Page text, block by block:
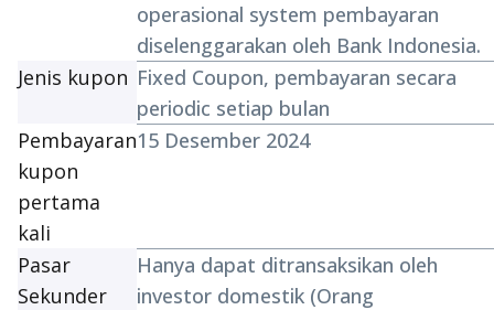
operasional system pembayaran
diselenggarakan oleh Bank Indonesia.
Jenis kupon Fixed Coupon, pembayaran secara
periodic setiap bulan
Pembayaran
kupon
pertama
kali
15 Desember 2024
Pasar
Sekunder
Hanya dapat ditransaksikan oleh
investor domestik (Orang